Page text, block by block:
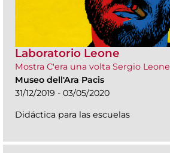
Laboratorio Leone
Mostra C'era una volta Sergio Leone
Museo dell'Ara Pacis
31/12/2019 - 03/05/2020
Didáctica para las escuelas